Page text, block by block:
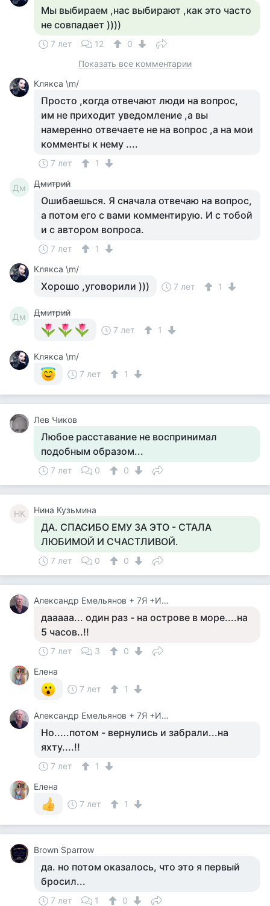
Мы выбираем ,нас выбирают ,как это часто
не совпадает ))))
7 лет 12
0
Показать все комментарии
Клякса \m/
Просто ,когда отвечают люди на вопрос,
им не приходит уведомление ,а вы
намеренно отвечаете не на вопрос ,а на мои
комменты к нему ....
7 лет 1
Дм Дмитрий
Ошибаешься. Я сначала отвечаю на вопрос,
а потом его с вами комментирую. И с тобой
и с автором вопроса.
7 лет
1
Клякса \m/
Хорошо ,уговорили ))) 7 лет 1
Дм
Дмитрий
7 лет
1
Клякса \m/
7 лет
1
Лев Чиков
Любое расставание не воспринимал
подобным образом...
7 лет 0 0
НК Нина Кузьмина
ДА. СПАСИБО ЕМУ ЗА ЭТО - СТАЛА
ЛЮБИМОЙ И СЧАСТЛИВОЙ.
7 лет 0 0
Александр Емельянов + 7Я +Инструктор Туризма
дааааа... один раз - на острове в море....на
5 часов..!!
7 лет 3
0
Елена
7 лет
1
Александр Емельянов + 7Я +Инструктор Туризма
Но.....потом - вернулись и забрали...на
яхту....!!
7 лет
1
Елена
7 лет
1
Brown Sparrow
да. но потом оказалось, что это я первый
бросил...
7 лет 1
0